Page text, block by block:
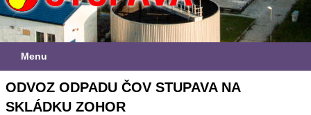
Menu
ODVOZ ODPADU ČOV STUPAVA NA
SKLÁDKU ZOHOR